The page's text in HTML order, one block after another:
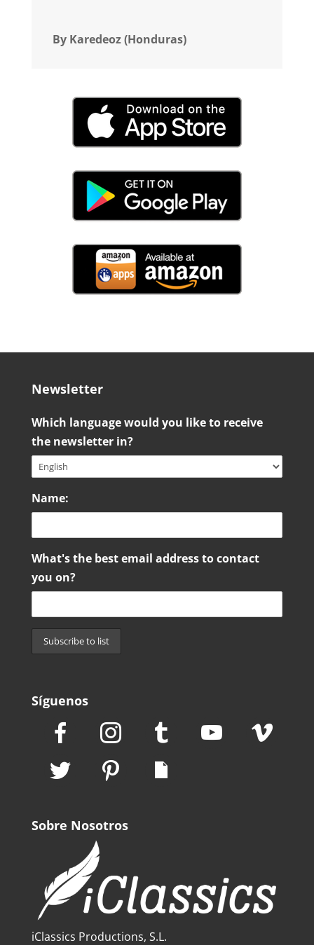
By Karedeoz (Honduras)
Newsletter
Which language would you like to receive
the newsletter in?
Name:
What's the best email address to contact
you on?
Síguenos
Sobre Nosotros
iClassics Productions, S.L.